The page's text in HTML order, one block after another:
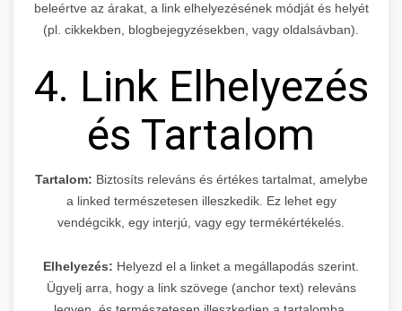
beleértve az árakat, a link elhelyezésének módját és helyét
(pl. cikkekben, blogbejegyzésekben, vagy oldalsávban).
4. Link Elhelyezés
és Tartalom
Tartalom: Biztosíts releváns és értékes tartalmat, amelybe
a linked természetesen illeszkedik. Ez lehet egy
vendégcikk, egy interjú, vagy egy termékértékelés.
Elhelyezés: Helyezd el a linket a megállapodás szerint.
Ügyelj arra, hogy a link szövege (anchor text) releváns